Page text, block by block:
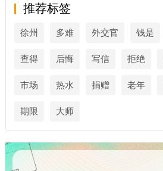
推荐标签
徐州 多难 外交官 钱是
查得 后悔 写信 拒绝
市场 热水 捐赠 老年
期限 大师